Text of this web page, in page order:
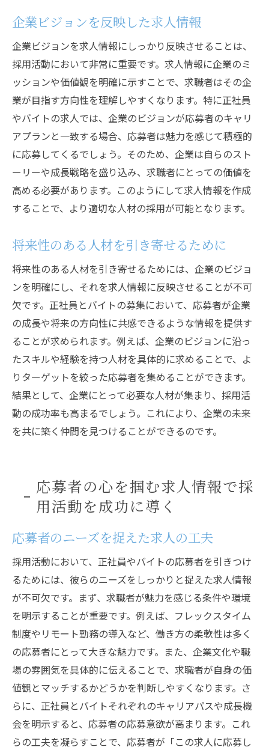
企業ビジョンを反映した求人情報
企業ビジョンを求人情報にしっかり反映させることは、
採用活動において非常に重要です。求人情報に企業のミ
ッションや価値観を明確に示すことで、求職者はその企
業が目指す方向性を理解しやすくなります。特に正社員
やバイトの求人では、企業のビジョンが応募者のキャリ
アプランと一致する場合、応募者は魅力を感じて積極的
に応募してくるでしょう。そのため、企業は自らのスト
ーリーや成長戦略を盛り込み、求職者にとっての価値を
高める必要があります。このようにして求人情報を作成
することで、より適切な人材の採用が可能となります。
将来性のある人材を引き寄せるために
将来性のある人材を引き寄せるためには、企業のビジョ
ンを明確にし、それを求人情報に反映させることが不可
欠です。正社員とバイトの募集において、応募者が企業
の成長や将来の方向性に共感できるような情報を提供す
ることが求められます。例えば、企業のビジョンに沿っ
たスキルや経験を持つ人材を具体的に求めることで、よ
りターゲットを絞った応募者を集めることができます。
結果として、企業にとって必要な人材が集まり、採用活
動の成功率も高まるでしょう。これにより、企業の未来
を共に築く仲間を見つけることができるのです。
応募者の心を掴む求人情報で採
用活動を成功に導く
応募者のニーズを捉えた求人の工夫
採用活動において、正社員やバイトの応募者を引きつけ
るためには、彼らのニーズをしっかりと捉えた求人情報
が不可欠です。まず、求職者が魅力を感じる条件や環境
を明示することが重要です。例えば、フレックスタイム
制度やリモート勤務の導入など、働き方の柔軟性は多く
の応募者にとって大きな魅力です。また、企業文化や職
場の雰囲気を具体的に伝えることで、求職者が自身の価
値観とマッチするかどうかを判断しやすくなります。さ
らに、正社員とバイトそれぞれのキャリアパスや成長機
会を明示すると、応募者の応募意欲が高まります。これ
らの工夫を凝らすことで、応募者が「この求人に応募し